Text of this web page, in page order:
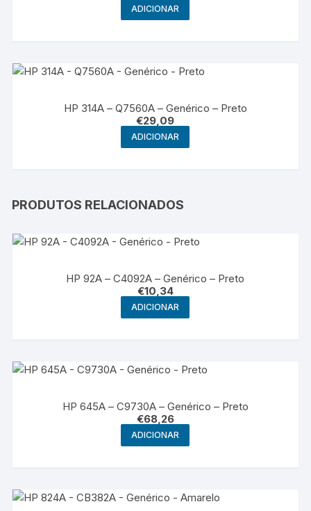
ADICIONAR
HP 314A – Q7560A – Genérico – Preto
€29,09
ADICIONAR
PRODUTOS RELACIONADOS
HP 92A – C4092A – Genérico – Preto
€10,34
ADICIONAR
HP 645A – C9730A – Genérico – Preto
€68,26
ADICIONAR